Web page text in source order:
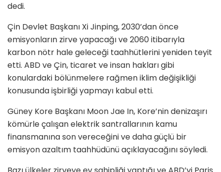
dedi.
Çin Devlet Başkanı Xi Jinping, 2030’dan önce
emisyonların zirve yapacağı ve 2060 itibarıyla
karbon nötr hale geleceği taahhütlerini yeniden teyit
etti. ABD ve Çin, ticaret ve insan hakları gibi
konulardaki bölünmelere rağmen iklim değişikliği
konusunda işbirliği yapmayı kabul etti.
Güney Kore Başkanı Moon Jae In, Kore’nin denizaşırı
kömürle çalışan elektrik santrallarının kamu
finansmanına son vereceğini ve daha güçlü bir
emisyon azaltım taahhüdünü açıklayacağını söyledi.